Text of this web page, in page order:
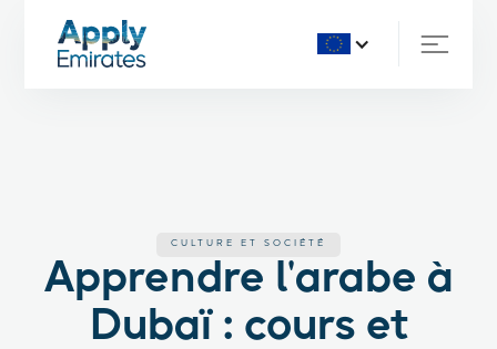
CULTURE ET SOCIÉTÉ
Apprendre l'arabe à
Dubaï : cours et